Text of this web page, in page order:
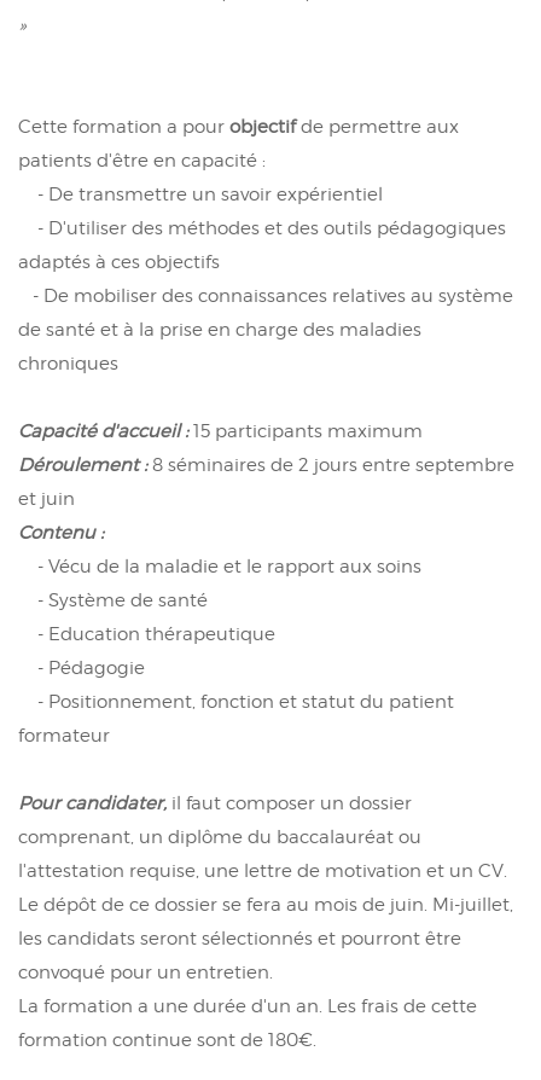
»
Cette formation a pour objectifde permettre aux
patients d'être en capacité :
- De transmettre un savoir expérientiel
- D'utiliser des méthodes et des outils pédagogiques
adaptés à ces objectifs
- De mobiliser des connaissances relatives au système
de santé et à la prise en charge des maladies
chroniques
Capacité d'accueil :15 participants maximum
Déroulement:8 séminaires de 2 jours entre septembre
et juin
Contenu :
- Vécu de la maladie et le rapport aux soins
- Système de santé
- Education thérapeutique
- Pédagogie
- Positionnement, fonction et statut du patient
formateur
Pour candidater, il faut composer un dossier
comprenant, un diplôme du baccalauréat ou
l'attestation requise, une lettre de motivation et un CV.
Le dépôt de ce dossier se fera au mois de juin. Mi-juillet,
les candidats seront sélectionnés et pourront être
convoqué pour un entretien.
La formation a une durée d'un an. Les frais de cette
formation continue sont de 180€.